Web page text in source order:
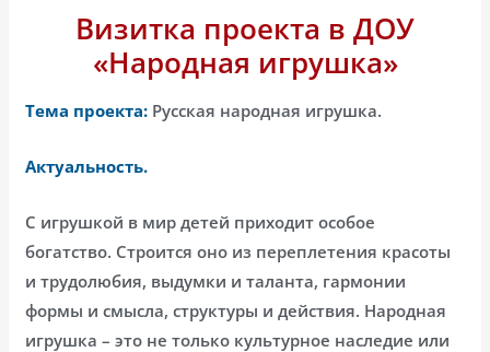
Визитка проекта в ДОУ
«Народная игрушка»
Тема проекта: Русская народная игрушка.
Актуальность.
С игрушкой в мир детей приходит особое
богатство. Строится оно из переплетения красоты
и трудолюбия, выдумки и таланта, гармонии
формы и смысла, структуры и действия. Народная
игрушка – это не только культурное наследие или